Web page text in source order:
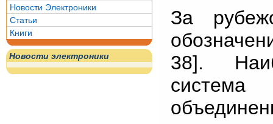
Новости Электроники
Статьи
Книги
Новости электроники
За
38].